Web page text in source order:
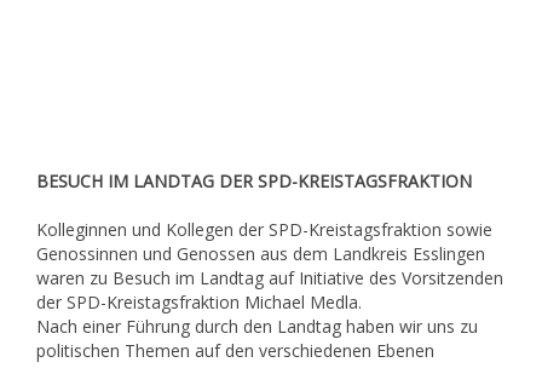
BESUCH IM LANDTAG DER SPD-KREISTAGSFRAKTION
Kolleginnen und Kollegen der SPD-Kreistagsfraktion sowie
Genossinnen und Genossen aus dem Landkreis Esslingen
waren zu Besuch im Landtag auf Initiative des Vorsitzenden
der SPD-Kreistagsfraktion Michael Medla.
Nach einer Führung durch den Landtag haben wir uns zu
politischen Themen auf den verschiedenen Ebenen